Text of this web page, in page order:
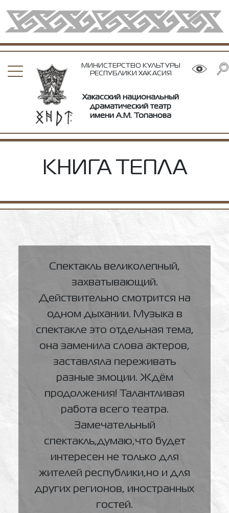
МИНИСТЕРСТВО КУЛЬТУРЫ
РЕСПУБЛИКИ ХАКАСИЯ
Хакасский национальный
драматический театр
имени А.М. Топанова
КНИГА ТЕПЛА
Спектакль великолепный,
захватывающий.
Действительно смотрится на
одном дыхании. Музыка в
спектакле это отдельная тема,
она заменила слова актеров,
заставляла переживать
разные эмоции. Ждём
продолжения! Талантливая
работа всего театра.
Замечательный
спектакль,думаю,что будет
интересен не только для
жителей республики,но и для
других регионов, иностранных
гостей.